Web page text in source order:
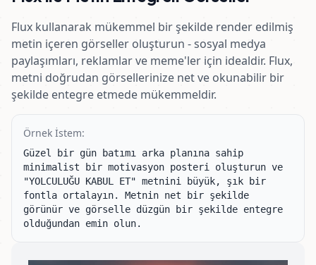
Flux kullanarak mükemmel bir şekilde render edilmiş
metin içeren görseller oluşturun - sosyal medya
paylaşımları, reklamlar ve meme'ler için idealdir. Flux,
metni doğrudan görsellerinize net ve okunabilir bir
şekilde entegre etmede mükemmeldir.
Örnek İstem:
Güzel bir gün batımı arka planına sahip
minimalist bir motivasyon posteri oluşturun ve
"YOLCULUĞU KABUL ET" metnini büyük, şık bir
fontla ortalayın. Metnin net bir şekilde
görünür ve görselle düzgün bir şekilde entegre
olduğundan emin olun.